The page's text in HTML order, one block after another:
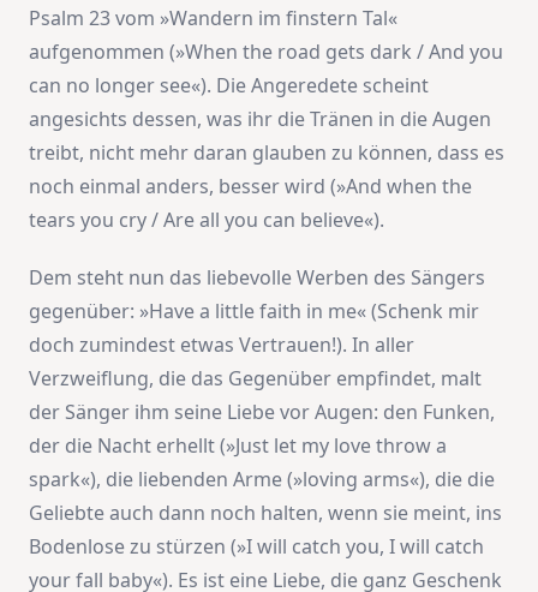
Psalm 23 vom »Wandern im finstern Tal«
aufgenommen (»When the road gets dark / And you
can no longer see«). Die Angeredete scheint
angesichts dessen, was ihr die Tränen in die Augen
treibt, nicht mehr daran glauben zu können, dass es
noch einmal anders, besser wird (»And when the
tears you cry / Are all you can believe«).
Dem steht nun das liebevolle Werben des Sängers
gegenüber: »Have a little faith in me« (Schenk mir
doch zumindest etwas Vertrauen!). In aller
Verzweiflung, die das Gegenüber empfindet, malt
der Sänger ihm seine Liebe vor Augen: den Funken,
der die Nacht erhellt (»Just let my love throw a
spark«), die liebenden Arme (»loving arms«), die die
Geliebte auch dann noch halten, wenn sie meint, ins
Bodenlose zu stürzen (»I will catch you, I will catch
your fall baby«). Es ist eine Liebe, die ganz Geschenk